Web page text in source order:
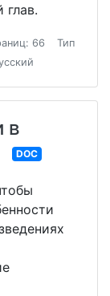
глав.
66
Тип
в
DOC